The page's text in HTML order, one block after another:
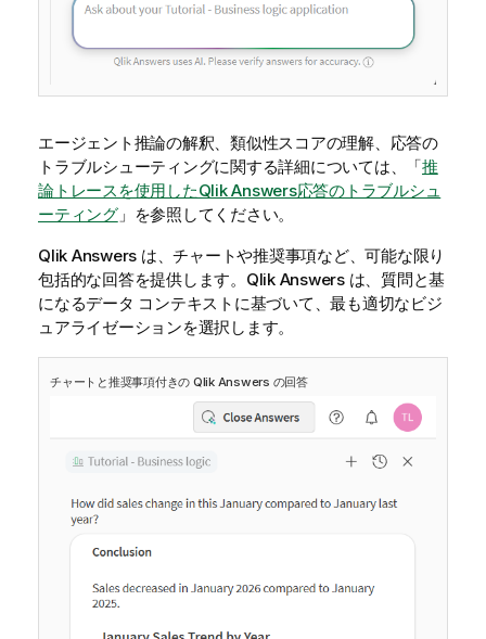
エージェント推論の解釈、類似性スコアの理解、応答の
トラブルシューティングに関する詳細については、「推
論トレースを使用したQlik Answers応答のトラブルシュ
ーティング」を参照してください。
Qlik Answers は、チャートや推奨事項など、可能な限り
包括的な回答を提供します。 Qlik Answersは、質問と基
になるデータ コンテキストに基づいて、最も適切なビジ
ュアライゼーションを選択します。
チャートと推奨事項付きの Qlik Answers の回答